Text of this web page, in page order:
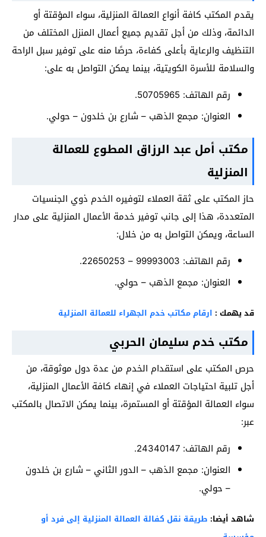
يقدم المكتب كافة أنواع العمالة المنزلية، سواء المؤقتة أو
الدائمة، وذلك من أجل تقديم جميع أعمال المنزل المختلف من
التنظيف والرعاية بأعلى كفاءة، حرصًا منه على توفير سبل الراحة
والسلامة للأسرة الكويتية، بينما يمكن التواصل به على:
رقم الهاتف: 50705965.
العنوان: مجمع الذهب – شارع بن خلدون – حولي.
مكتب أمل عبد الرزاق المطوع للعمالة
المنزلية
حاز المكتب على ثقة العملاء لتوفيره الخدم ذوي الجنسيات
المتعددة، هذا إلى جانب توفير خدمة الأعمال المنزلية على مدار
الساعة، ويمكن التواصل به من خلال:
رقم الهاتف: 99993003 – 22650253.
العنوان: مجمع الذهب – حولي.
قد يهمك : ارقام مكاتب خدم الجهراء للعمالة المنزلية
مكتب خدم سليمان الحربي
حرص المكتب على استقدام الخدم من عدة دول موثوقة، من
أجل تلبية احتياجات العملاء في إنهاء كافة الأعمال المنزلية،
سواء العمالة المؤقتة أو المستمرة، بينما يمكن الاتصال بالمكتب
عبر:
رقم الهاتف: 24340147.
العنوان: مجمع الذهب – الدور الثاني – شارع بن خلدون
– حولي.
شاهد أيضا: طريقة نقل كفالة العمالة المنزلية إلى فرد أو